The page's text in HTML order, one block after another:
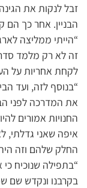
זבל לנקות את
הבניין. אחר כך
“הייתי ממליצה
זה לא רק מלמד
לקחת אחריות על
“בנוסף לזה, ועד
את המדרכה לפני
החנויות אמורים
איפה שאני גדלתי,
החלק שלהם וזה
“בתפילה שנוכיח
בקרבנו ונקדש שם